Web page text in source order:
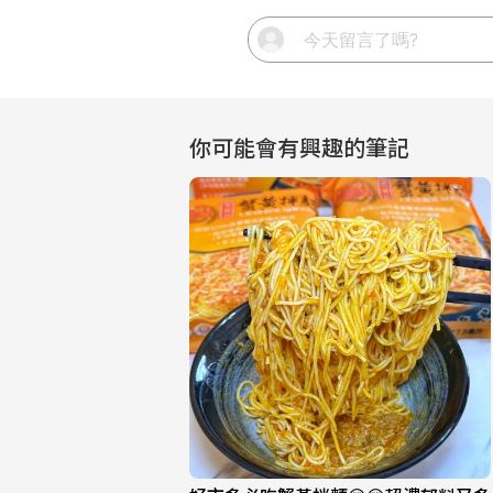
你可能會有興趣的筆記